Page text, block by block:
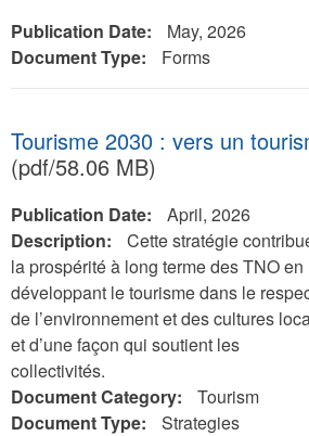
Publication Date:
May, 2026
Document Type:
Forms
Tourisme 2030 : vers un
(pdf/58.06 MB)
Publication Date:
April, 2026
Description:
Cette stratégie
la prospérité à long terme des TNO en
développant le tourisme dans le
de l’environnement et des cultures
et d’une façon qui soutient les
collectivités.
Document Category:
Tourism
Document Type:
Strategies